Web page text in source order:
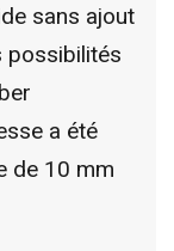
sans ajout
possibilités
a été
de 10 mm